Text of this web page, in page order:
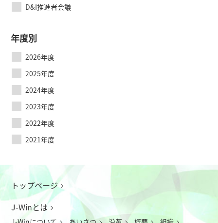
D&I推進者会議
年度別
2026年度
2025年度
2024年度
2023年度
2022年度
2021年度
トップページ
J-Winとは